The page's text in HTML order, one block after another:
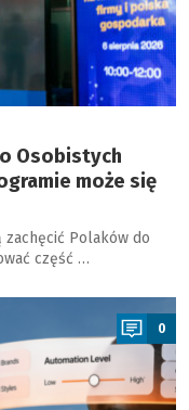
Osobistych
może się
Polaków do
część …
0